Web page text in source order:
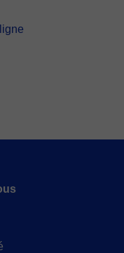
cover Complete
bilingually in
. All my
build a solid